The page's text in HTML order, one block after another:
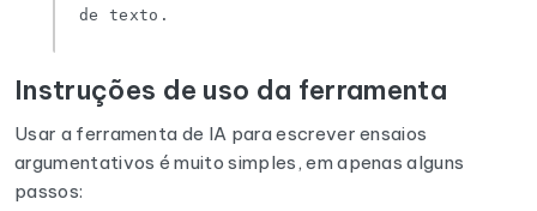
de texto.
Instruções de uso da ferramenta
Usar a ferramenta de IA para escrever ensaios
argumentativos é muito simples, em apenas alguns
passos: